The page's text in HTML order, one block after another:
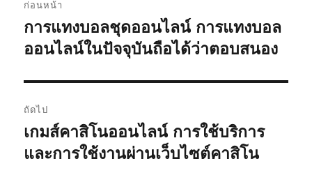
นำทาง
เรื่อง
ก่อนหน้า
เรื่อง
ก่อน
การแทงบอลชุดออนไลน์ การแทงบอล
ออนไลน์ในปัจจุบันถือได้ว่าตอบสนอง
ถัดไป
เรื่อง
ต่อ
เกมส์คาสิโนออนไลน์ การใช้บริการ
และการใช้งานผ่านเว็บไซต์คาสิโน